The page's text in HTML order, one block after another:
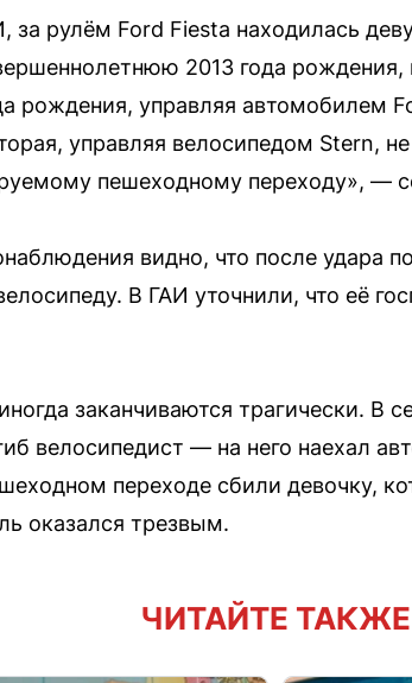
за рулём Ford Fiesta находилась
2013 года
рождения, управляя автомобилем
управляя велосипедом Stern,
пешеходному переходу», —
видно, что после удара
В ГАИ уточнили, что её
заканчиваются трагически. В
велосипедист — на него наехал
переходе сбили девочку,
оказался трезвым.
ЧИТАЙТЕ ТАКЖЕ